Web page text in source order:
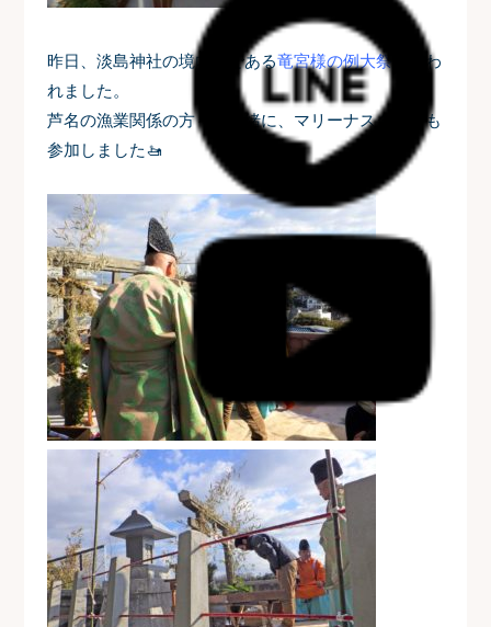
昨日、淡島神社の境内社である竜宮様の例大祭 が行わ
れました。
芦名の漁業関係の方々と一緒に、マリーナスタッフも
参加しました🚤